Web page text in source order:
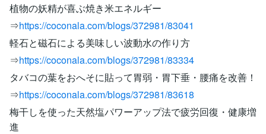
植物の妖精が喜ぶ焼き米エネルギー
⇒https://coconala.com/blogs/372981/83041
軽石と磁石による美味しい波動水の作り方
⇒https://coconala.com/blogs/372981/83334
タバコの葉をおへそに貼って胃弱・胃下垂・腰痛を改善！
⇒https://coconala.com/blogs/372981/83618
梅干しを使った天然塩パワーアップ法で疲労回復・健康増
進